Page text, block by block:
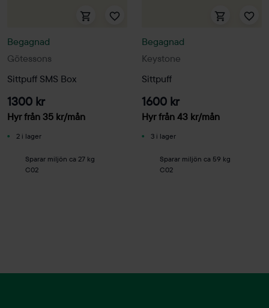
Götessons
Begagnad
Sittpuff SMS Box
1300 kr
Hyr från 35 kr/mån
2 i lager
Sparar miljön ca 27 kg
C02
Keystone
Begagnad
Sittpuff
1600 kr
Hyr från 43 kr/mån
3 i lager
Sparar miljön ca 59 kg
C02